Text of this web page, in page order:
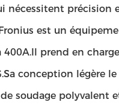
nécessitent précision
est un
prend en
conception légère
soudage